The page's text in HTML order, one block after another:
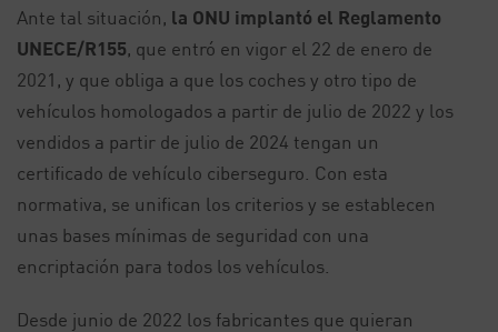
Ante tal situación, la ONU implantó el Reglamento
UNECE/R155, que entró en vigor el 22 de enero de
2021, y que obliga a que los coches y otro tipo de
vehículos homologados a partir de julio de 2022 y los
vendidos a partir de julio de 2024 tengan un
certificado de vehículo ciberseguro. Con esta
normativa, se unifican los criterios y se establecen
unas bases mínimas de seguridad con una
encriptación para todos los vehículos.
Desde junio de 2022 los fabricantes que quieran